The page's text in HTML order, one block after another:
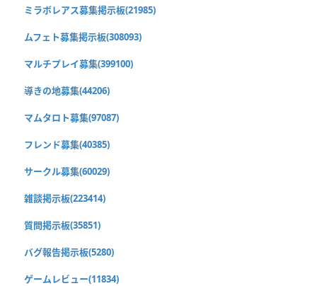
ミラボレアス募集掲示板(21985)
ムフェト募集掲示板(308093)
マルチプレイ募集(399100)
導きの地募集(44206)
マムタロト募集(97087)
フレンド募集(40385)
サークル募集(60029)
雑談掲示板(223414)
質問掲示板(35851)
バグ報告掲示板(5280)
ゲームレビュー(11834)